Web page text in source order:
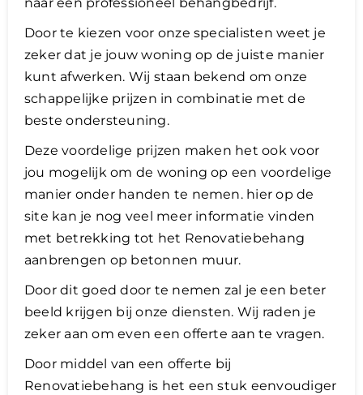
naar een professioneel behangbedrijf.
Door te kiezen voor onze specialisten weet je
zeker dat je jouw woning op de juiste manier
kunt afwerken. Wij staan bekend om onze
schappelijke prijzen in combinatie met de
beste ondersteuning.
Deze voordelige prijzen maken het ook voor
jou mogelijk om de woning op een voordelige
manier onder handen te nemen. hier op de
site kan je nog veel meer informatie vinden
met betrekking tot het Renovatiebehang
aanbrengen op betonnen muur.
​Door dit goed door te nemen zal je een beter
beeld krijgen bij onze diensten. Wij raden je
zeker aan om even een offerte aan te vragen.
Door middel van een offerte bij
Renovatiebehang is het een stuk eenvoudiger